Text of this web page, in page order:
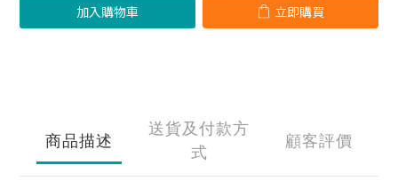
加入購物車 立即購買
商品描述
送貨及付款方
式
顧客評價